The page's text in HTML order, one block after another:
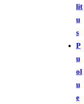
lit
u
s
P
u
ol
u
e